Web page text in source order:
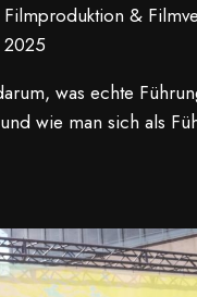
&
was echte
wie man sich als